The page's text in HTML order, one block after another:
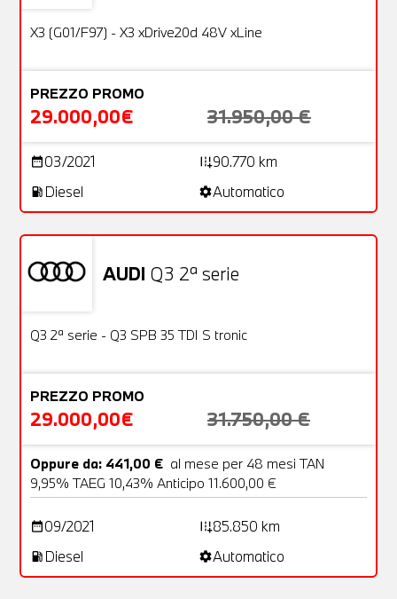
OFFERTA
X3 (G01/F97) - X3 xDrive20d 48V xLine
PREZZO PROMO
29.000,00€ 31.950,00 €
date_range03/2021 add_road90.770 km
local_gas_station Diesel settingsAutomatico
AUDI Q3 2ª serie
OFFERTA
Q3 2ª serie - Q3 SPB 35 TDI S tronic
PREZZO PROMO
29.000,00€ 31.750,00 €
Oppure da: 441,00 € al mese per 48 mesi TAN
9,95% TAEG 10,43% Anticipo 11.600,00 €
date_range09/2021 add_road85.850 km
local_gas_station Diesel settingsAutomatico